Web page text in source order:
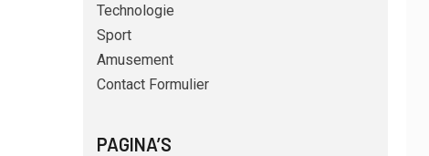
Technologie
Sport
Amusement
Contact Formulier
PAGINA’S